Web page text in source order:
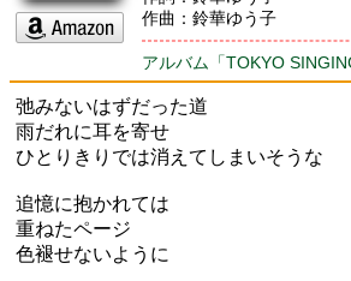
作曲：鈴華ゆう子
アルバム「TOKYO
弛みないはずだった道
雨だれに耳を寄せ
ひとりきりでは消えてしまいそうな
追憶に抱かれては
重ねたページ
色褪せないように